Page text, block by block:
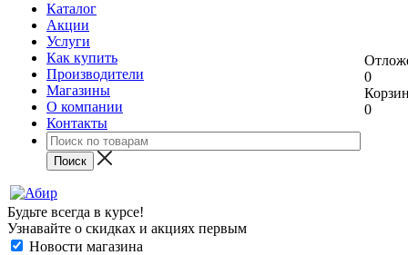
Каталог
Акции
Услуги
Как купить
Производители
Магазины
О компании
Контакты
0
0
Будьте всегда в курсе!
Узнавайте о скидках и акциях первым
Новости магазина